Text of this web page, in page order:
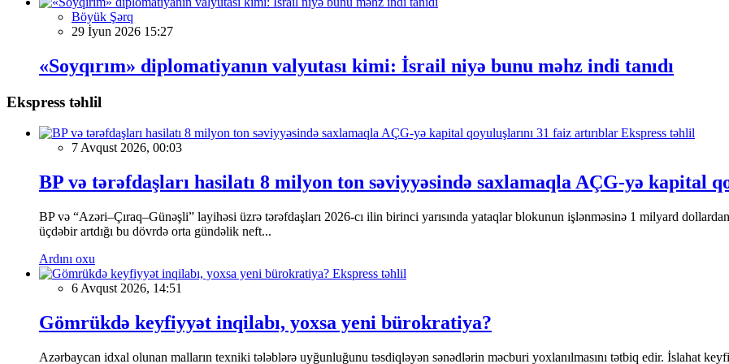
Böyük Şərq
29 İyun 2026 15:27
«Soyqırım» diplomatiyanın valyutası kimi: İsrail niyə bunu məhz indi tanıdı
Ekspress təhlil
Ekspress təhlil
7 Avqust 2026, 00:03
BP və tərəfdaşları hasilatı 8 milyon ton səviyyəsində saxlamaqla AÇG-yə kapital
BP və “Azəri–Çıraq–Günəşli” layihəsi üzrə tərəfdaşları 2026-cı ilin birinci yarısında yataqlar blokunun işlənməsinə 1 milyard
üçdəbir artdığı bu dövrdə orta gündəlik neft...
Ardını oxu
Ekspress təhlil
6 Avqust 2026, 14:51
Gömrükdə keyfiyyət inqilabı, yoxsa yeni bürokratiya?
Azərbaycan idxal olunan malların texniki tələblərə uyğunluğunu təsdiqləyən sənədlərin məcburi yoxlanılmasını tətbiq edir. İslahat